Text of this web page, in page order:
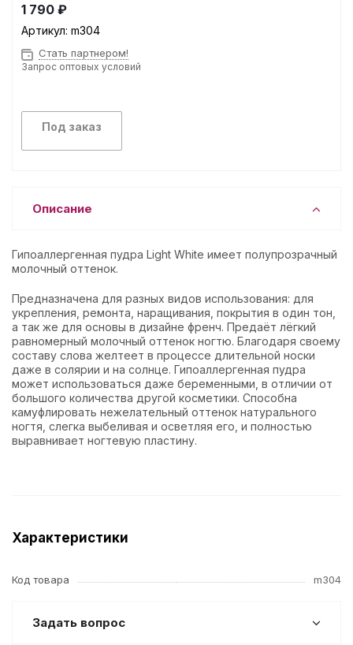
1 790 ₽
Артикул: m304
Стать партнером!
Запрос оптовых условий
Под заказ
Описание
Гипоаллергенная пудра Light White имеет полупрозрачный
молочный оттенок.
Предназначена для разных видов использования: для
укрепления, ремонта, наращивания, покрытия в один тон,
а так же для основы в дизайне френч. Предаёт лёгкий
равномерный молочный оттенок ногтю. Благодаря своему
составу слова желтеет в процессе длительной носки
даже в солярии и на солнце. Гипоаллергенная пудра
может использоваться даже беременными, в отличии от
большого количества другой косметики. Способна
камуфлировать нежелательный оттенок натурального
ногтя, слегка выбеливая и осветляя его, и полностью
выравнивает ногтевую пластину.
Характеристики
Код товара m304
Задать вопрос